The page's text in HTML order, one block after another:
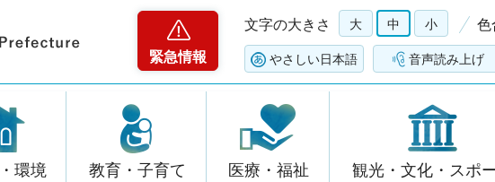
緊急情報
文字の大きさ 大 中 小 色
やさしい日本語 音声読み上げ
環境 教育・子育て 医療・福祉 観光・文化・スポ